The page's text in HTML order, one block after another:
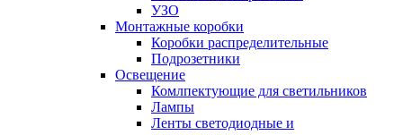
УЗО
Монтажные коробки
Коробки распределительные
Подрозетники
Освещение
Комлпектующие для светильников
Лампы
Ленты светодиодные и